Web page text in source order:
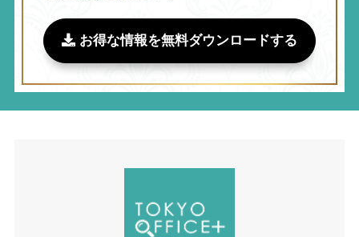
お得な情報を無料ダウンロードする